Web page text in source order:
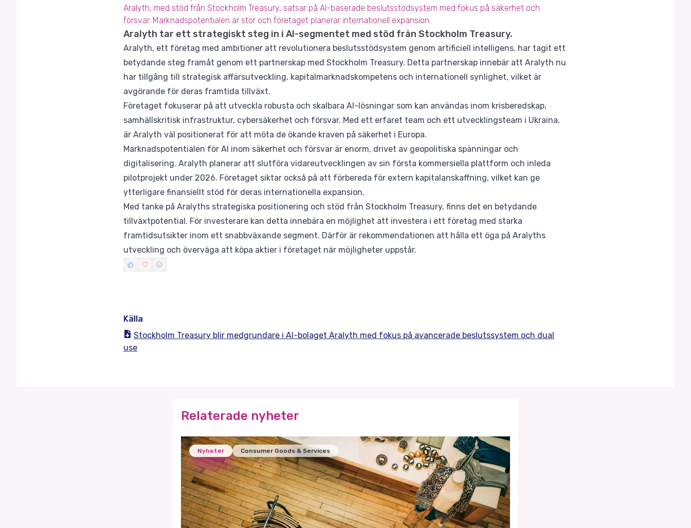
Aralyth, med stöd från Stockholm Treasury, satsar på AI-baserade beslutsstödsystem med fokus på säkerhet och
försvar. Marknadspotentialen är stor och företaget planerar internationell expansion.
Aralyth tar ett strategiskt steg in i AI-segmentet med stöd från Stockholm Treasury.
Aralyth, ett företag med ambitioner att revolutionera beslutsstödsystem genom artificiell intelligens, har tagit ett
betydande steg framåt genom ett partnerskap med Stockholm Treasury. Detta partnerskap innebär att Aralyth nu
har tillgång till strategisk affärsutveckling, kapitalmarknadskompetens och internationell synlighet, vilket är
avgörande för deras framtida tillväxt.
Företaget fokuserar på att utveckla robusta och skalbara AI-lösningar som kan användas inom krisberedskap,
samhällskritisk infrastruktur, cybersäkerhet och försvar. Med ett erfaret team och ett utvecklingsteam i Ukraina,
är Aralyth väl positionerat för att möta de ökande kraven på säkerhet i Europa.
Marknadspotentialen för AI inom säkerhet och försvar är enorm, drivet av geopolitiska spänningar och
digitalisering. Aralyth planerar att slutföra vidareutvecklingen av sin första kommersiella plattform och inleda
pilotprojekt under 2026. Företaget siktar också på att förbereda för extern kapitalanskaffning, vilket kan ge
ytterligare finansiellt stöd för deras internationella expansion.
Med tanke på Aralyths strategiska positionering och stöd från Stockholm Treasury, finns det en betydande
tillväxtpotential. För investerare kan detta innebära en möjlighet att investera i ett företag med starka
framtidsutsikter inom ett snabbväxande segment. Därför är rekommendationen att hålla ett öga på Aralyths
utveckling och överväga att köpa aktier i företaget när möjligheter uppstår.
Källa
Stockholm Treasury blir medgrundare i AI-bolaget Aralyth med fokus på avancerade beslutssystem och dual
use
Relaterade nyheter
Nyheter Consumer Goods & Services